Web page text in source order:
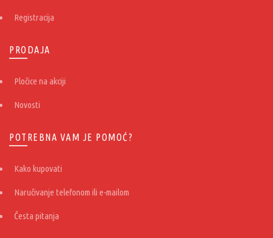
Registracija
PRODAJA
Pločice na akciji
Novosti
POTREBNA VAM JE POMOĆ?
Kako kupovati
Naručivanje telefonom ili e-mailom
Česta pitanja